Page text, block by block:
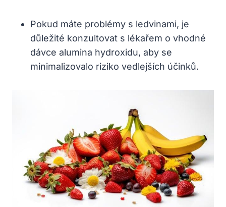
Pokud máte problémy s ledvinami, je
důležité konzultovat s lékařem o vhodné
dávce alumina hydroxidu, aby se
minimalizovalo riziko vedlejších účinků.